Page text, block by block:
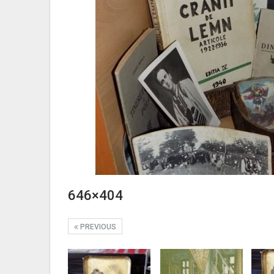
646×404
PREVIOUS